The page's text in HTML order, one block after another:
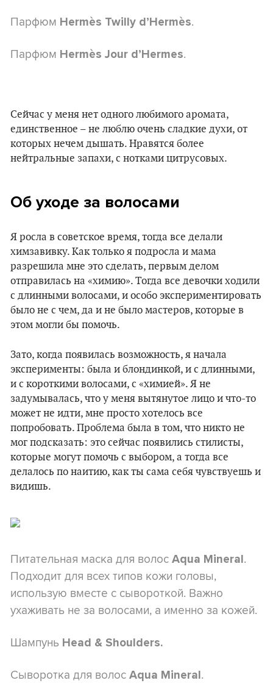
Парфюм Hermès Twilly d’Hermès.
Парфюм Hermès Jour d’Hermes.
Сейчас у меня нет одного любимого аромата,
единственное – не люблю очень сладкие духи, от
которых нечем дышать. Нравятся более
нейтральные запахи, с нотками цитрусовых.
Об уходе за волосами
Я росла в советское время, тогда все делали
химзавивку. Как только я подросла и мама
разрешила мне это сделать, первым делом
отправилась на «химию». Тогда все девочки ходили
с длинными волосами, и особо экспериментировать
было не с чем, да и не было мастеров, которые в
этом могли бы помочь.
Зато, когда появилась возможность, я начала
эксперименты: была и блондинкой, и с длинными,
и с короткими волосами, с «химией». Я не
задумывалась, что у меня вытянутое лицо и что-то
может не идти, мне просто хотелось все
попробовать. Проблема была в том, что никто не
мог подсказать: это сейчас появились стилисты,
которые могут помочь с выбором, а тогда все
делалось по наитию, как ты сама себя чувствуешь и
видишь.
Питательная маска для волос Aqua Mineral.
Подходит для всех типов кожи головы,
использую вместе с сывороткой. Важно
ухаживать не за волосами, а именно за кожей.
Шампунь Head & Shoulders.
Сыворотка для волос Aqua Mineral.